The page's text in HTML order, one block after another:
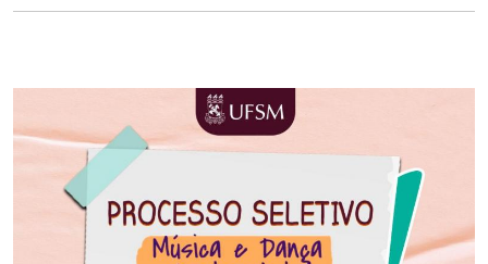
Ministério do Meio Ambiente
Ministério do Desenvolvimento Regional
Controladoria-Geral da União
Ministério da Mulher, da Família e dos Direitos Humanos